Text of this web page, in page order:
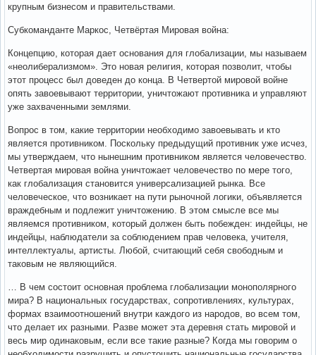
крупным бизнесом и правительствами.
Субкоманданте Маркос, Четвёртая Мировая война:
Концепцию, которая дает основания для глобализации, мы называем
«неолиберализмом». Это новая религия, которая позволит, чтобы
этот процесс был доведен до конца. В Четвертой мировой войне
опять завоевывают территории, уничтожают противника и управляют
уже захваченными землями.
Вопрос в том, какие территории необходимо завоевывать и кто
является противником. Поскольку предыдущий противник уже исчез,
мы утверждаем, что нынешним противником является человечество.
Четвертая мировая война уничтожает человечество по мере того,
как глобализация становится универсализацией рынка. Все
человеческое, что возникает на пути рыночной логики, объявляется
враждебным и подлежит уничтожению. В этом смысле все мы
являемся противником, который должен быть побежден: индейцы, не
индейцы, наблюдатели за соблюдением прав человека, учителя,
интеллектуалы, артисты. Любой, считающий себя свободным и
таковым не являющийся.
… В чем состоит основная проблема глобализации монополярного
мира? В национальных государствах, сопротивлениях, культурах,
формах взаимоотношений внутри каждого из народов, во всем том,
что делает их разными. Разве может эта деревня стать мировой и
весь мир одинаковым, если все такие разные? Когда мы говорим о